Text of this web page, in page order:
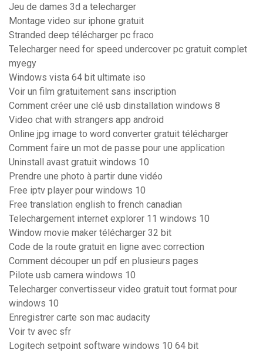
Jeu de dames 3d a telecharger
Montage video sur iphone gratuit
Stranded deep télécharger pc fraco
Telecharger need for speed undercover pc gratuit complet
myegy
Windows vista 64 bit ultimate iso
Voir un film gratuitement sans inscription
Comment créer une clé usb dinstallation windows 8
Video chat with strangers app android
Online jpg image to word converter gratuit télécharger
Comment faire un mot de passe pour une application
Uninstall avast gratuit windows 10
Prendre une photo à partir dune vidéo
Free iptv player pour windows 10
Free translation english to french canadian
Telechargement internet explorer 11 windows 10
Window movie maker télécharger 32 bit
Code de la route gratuit en ligne avec correction
Comment découper un pdf en plusieurs pages
Pilote usb camera windows 10
Telecharger convertisseur video gratuit tout format pour
windows 10
Enregistrer carte son mac audacity
Voir tv avec sfr
Logitech setpoint software windows 10 64 bit